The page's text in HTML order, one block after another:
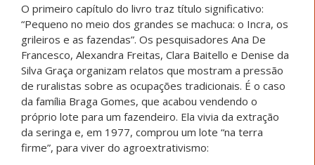
O primeiro capítulo do livro traz título significativo:
“Pequeno no meio dos grandes se machuca: o Incra, os
grileiros e as fazendas”. Os pesquisadores Ana De
Francesco, Alexandra Freitas, Clara Baitello e Denise da
Silva Graça organizam relatos que mostram a pressão
de ruralistas sobre as ocupações tradicionais. É o caso
da família Braga Gomes, que acabou vendendo o
próprio lote para um fazendeiro. Ela vivia da extração
da seringa e, em 1977, comprou um lote “na terra
firme”, para viver do agroextrativismo: